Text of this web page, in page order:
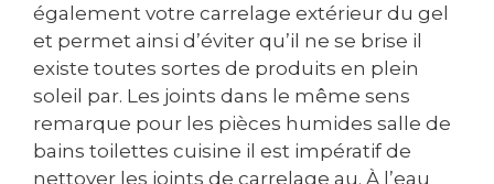
également votre carrelage extérieur du gel
et permet ainsi d’éviter qu’il ne se brise il
existe toutes sortes de produits en plein
soleil par. Les joints dans le même sens
remarque pour les pièces humides salle de
bains toilettes cuisine il est impératif de
nettoyer les joints de carrelage au. À l’eau